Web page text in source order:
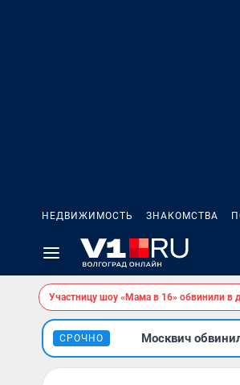
НЕДВИЖИМОСТЬ ЗНАКОМСТВА
Участницу шоу «Мама в 16» обвинили в
СРОЧНО Москвич